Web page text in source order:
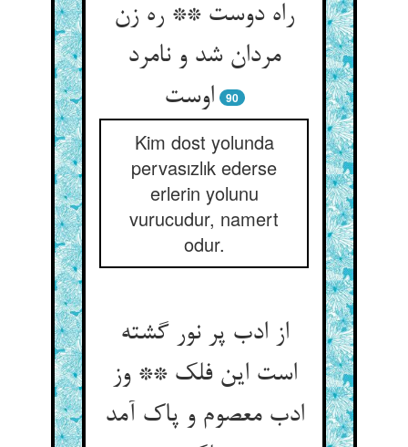
راه دوست ** ره زن
مردان شد و نامرد
اوست‌‌
90
Kim dost yolunda
pervasızlık ederse
erlerin yolunu
vurucudur, namert
odur.
از ادب پر نور گشته
است این فلک ** وز
ادب معصوم و پاک آمد